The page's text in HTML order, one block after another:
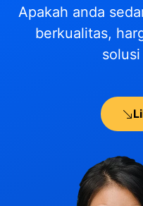
Apakah anda
berkualitas,